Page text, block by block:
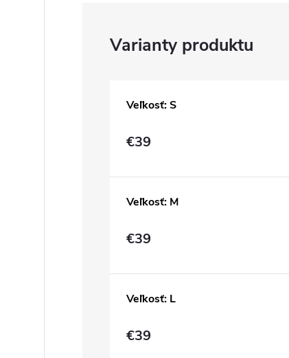
Veľkosť: S
€39
Veľkosť: M
€39
Veľkosť: L
€39